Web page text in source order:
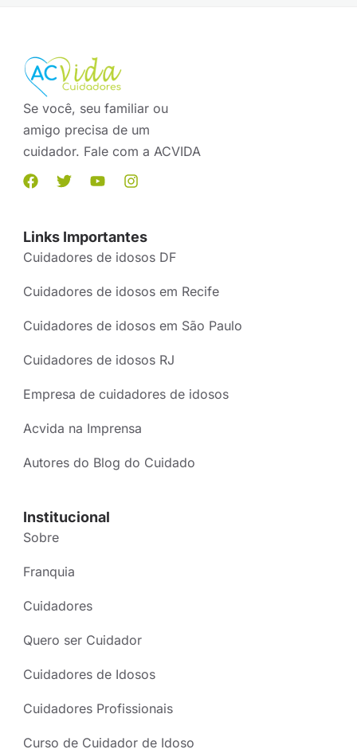
Se você, seu familiar ou
amigo precisa de um
cuidador. Fale com a ACVIDA
Links Importantes
Cuidadores de idosos DF
Cuidadores de idosos em Recife
Cuidadores de idosos em São Paulo
Cuidadores de idosos RJ
Empresa de cuidadores de idosos
Acvida na Imprensa
Autores do Blog do Cuidado
Institucional
Sobre
Franquia
Cuidadores
Quero ser Cuidador
Cuidadores de Idosos
Cuidadores Profissionais
Curso de Cuidador de Idoso